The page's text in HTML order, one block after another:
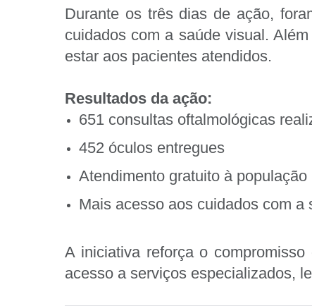
Durante os três dias de ação,
cuidados com a saúde visual.
estar aos pacientes atendidos.
Resultados da ação:
651 consultas oftalmológicas
452 óculos entregues
Atendimento gratuito à população
Mais acesso aos cuidados com a
A iniciativa reforça o
acesso a serviços especializados,